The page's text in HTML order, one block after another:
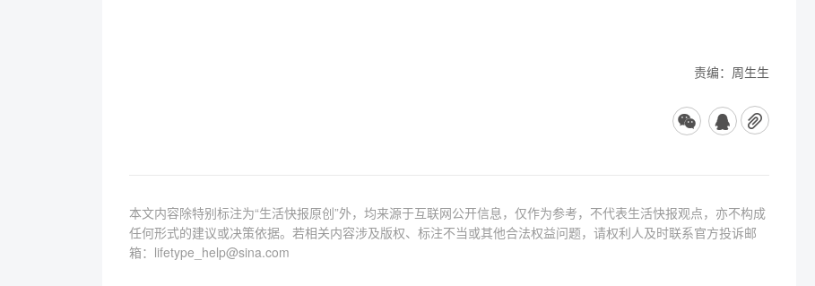
责编：周生生
本文内容除特别标注为“生活快报原创”外，均来源于互联网公开信息，仅作为参考，不代表生活快报观点，亦不构成
任何形式的建议或决策依据。若相关内容涉及版权、标注不当或其他合法权益问题，请权利人及时联系官方投诉邮
箱：lifetype_help@sina.com